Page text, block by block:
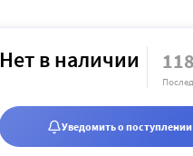
Нет в наличии 118
Уведомить о поступлении